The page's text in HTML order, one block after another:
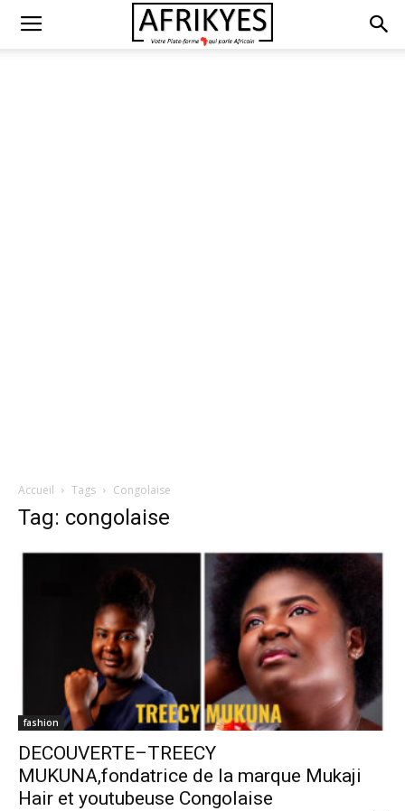
Accueil Tags Congolaise
Tag: congolaise
fashion
DECOUVERTE–TREECY
MUKUNA,fondatrice de la marque Mukaji
Hair et youtubeuse Congolaise